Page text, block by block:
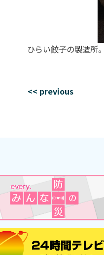
ひらい餃子の製造所
<< previous